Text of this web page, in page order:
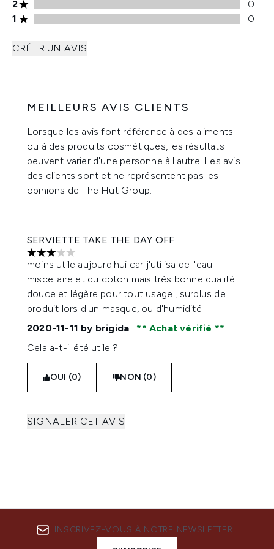
Note de 2 étoiles 0 avis
2
0
Note de 1 étoiles 0 avis
1 0
CRÉER UN AVIS
MEILLEURS AVIS CLIENTS
Lorsque les avis font référence à des aliments
ou à des produits cosmétiques, les résultats
peuvent varier d'une personne à l'autre. Les avis
des clients sont et ne représentent pas les
opinions de The Hut Group.
SERVIETTE TAKE THE DAY OFF
3 étoiles sur un maximum de 5
moins utile aujourd'hui car j'utilisa de l'eau
miscellaire et du coton mais très bonne qualité
douce et légère pour tout usage , surplus de
produit lors d'un masque, ou d'humidité
2020-11-11 by brigida
Achat vérifié
Cela a-t-il été utile ?
OUI (0) NON (0)
SIGNALER CET AVIS
INSCRIVEZ-VOUS À NOTRE NEWSLETTER